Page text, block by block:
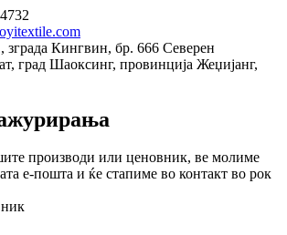
зграда Кингвин, бр. 666 Северен
град Шаоксинг, провинција Жеџијанг,
производи или ценовник, ве молиме
е-пошта и ќе стапиме во контакт во рок